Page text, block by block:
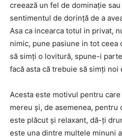
creează un fel de dominație
sentimentul de dorință de a
Asa ca incearca totul in privat,
nimic, pune pasiune in tot ceea
să simți o lovitură, spune-i
facă asta că trebuie să simți noi
Acesta este motivul pentru
mereu și, de asemenea, pentru
este plăcut și relaxant, dă-ți
este una dintre multele minuni